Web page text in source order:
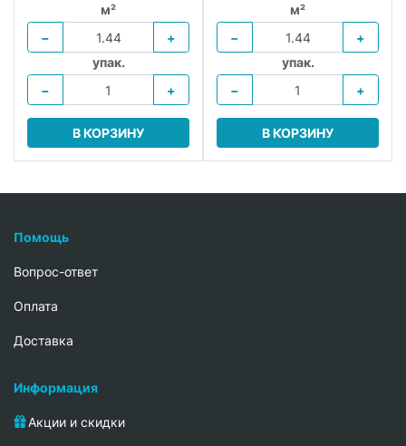
м²
−
+
упак.
−
+
В КОРЗИНУ
м²
−
+
упак.
−
+
В КОРЗИНУ
Помощь
Вопрос-ответ
Oплата
Доставка
Информация
Акции и скидки